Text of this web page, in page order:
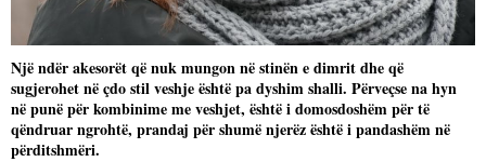
Një ndër akesorët që nuk mungon në stinën e dimrit dhe që
sugjerohet në çdo stil veshje është pa dyshim shalli. Përveçse na hyn
në punë për kombinime me veshjet, është i domosdoshëm për të
qëndruar ngrohtë, prandaj për shumë njerëz është i pandashëm në
përditshmëri.